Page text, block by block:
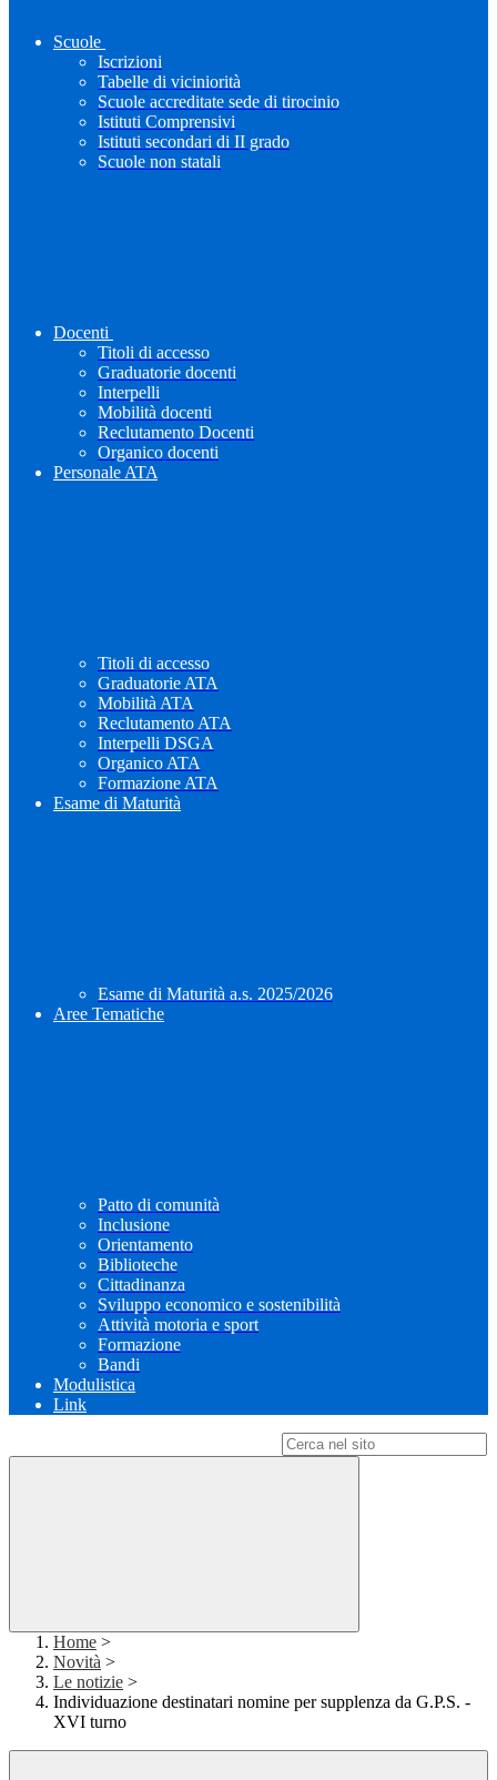
Scuole
Iscrizioni
Tabelle di viciniorità
Scuole accreditate sede di tirocinio
Istituti Comprensivi
Istituti secondari di II grado
Scuole non statali
Docenti
Titoli di accesso
Graduatorie docenti
Interpelli
Mobilità docenti
Reclutamento Docenti
Organico docenti
Personale ATA
Titoli di accesso
Graduatorie ATA
Mobilità ATA
Reclutamento ATA
Interpelli DSGA
Organico ATA
Formazione ATA
Esame di Maturità
Esame di Maturità a.s. 2025/2026
Aree Tematiche
Patto di comunità
Inclusione
Orientamento
Biblioteche
Cittadinanza
Sviluppo economico e sostenibilità
Attività motoria e sport
Formazione
Bandi
Modulistica
Link
Home >
Novità >
Le notizie >
Individuazione destinatari nomine per supplenza da G.P.S. -
XVI turno